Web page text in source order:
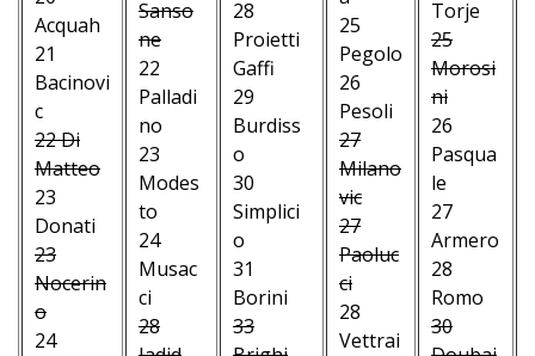
Acquah
21
Bacinovi
c
22 Di
Matteo
23
Donati
23
Nocerin
o
24
Sanso
ne
22
Palladi
no
23
Modes
to
24
Musac
ci
28
28
Proietti
Gaffi
29
Burdiss
o
30
Simplici
o
31
Borini
33
25
Pegolo
26
Pesoli
27
Milano
vic
27
Paoluc
ci
28
Vettrai
Torje
25
Morosi
ni
26
Pasqua
le
27
Armero
28
Romo
30